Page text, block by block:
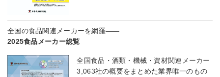
全国の食品関連メーカーを網羅――
2025食品メーカー総覧
全国食品・酒類・機械・資材関連メーカー
3,063社の概要をまとめた業界唯一のもの